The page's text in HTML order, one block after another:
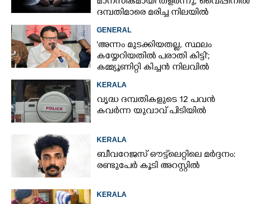
ദമ്പതിമാരെ മരിച്ച നിലയിൽ
കണ്ടെത്തി
GENERAL
'അന്നം മുടക്കിയതല്ല, സ്ഥലം
കയ്യേറിയതിൽ പരാതി കിട്ടി';
കമ്മ്യൂണിറ്റി കിച്ചൻ നിലവിൽ
ആലപ്പുഴയിൽ മാത്രമെന്ന് മന്ത്രി
KERALA
വൃദ്ധ ദമ്പതികളുടെ 12 പവൻ
കവർന്ന യുവാവ് പിടിയിൽ
KERALA
ബീവറേജസ് ഔട്ട്‌ലെറ്റിലെ മർദ്ദനം:
രണ്ടുപേർ കൂടി അറസ്റ്റിൽ
KERALA